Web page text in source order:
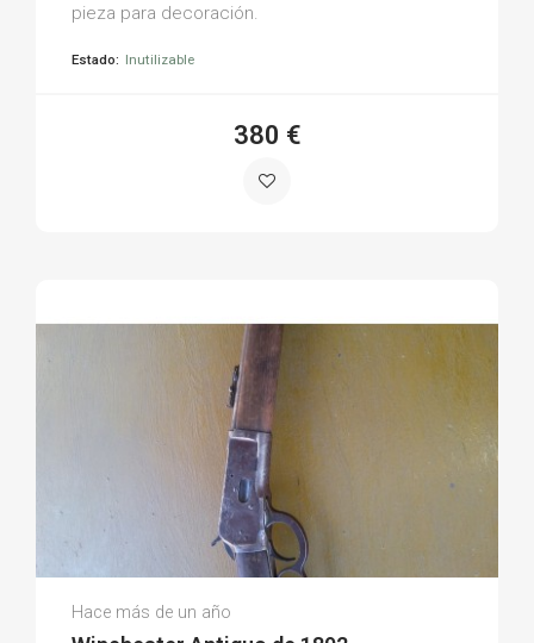
pieza para decoración.
Estado: Inutilizable
380 €
Luis E.
(0)
Hace más de un año